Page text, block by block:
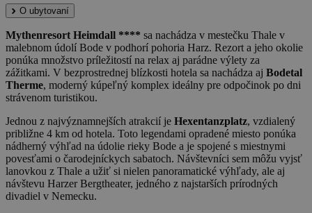
O ubytovaní
Mythenresort Heimdall **** sa nachádza v mestečku Thale v
malebnom údolí Bode v podhorí pohoria Harz. Rezort a jeho okolie
ponúka množstvo príležitostí na relax aj parádne výlety za
zážitkami. V bezprostrednej blízkosti hotela sa nachádza aj Bodetal
Therme, moderný kúpeľný komplex ideálny pre odpočinok po dni
strávenom turistikou.
Jednou z najvýznamnejších atrakcií je Hexentanzplatz, vzdialený
približne 4 km od hotela. Toto legendami opradené miesto ponúka
nádherný výhľad na údolie rieky Bode a je spojené s miestnymi
povesťami o čarodejníckych sabatoch. Návštevníci sem môžu vyjsť
lanovkou z Thale a užiť si nielen panoramatické výhľady, ale aj
návštevu Harzer Bergtheater, jedného z najstarších prírodných
divadiel v Nemecku.